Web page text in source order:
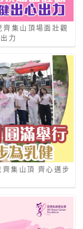
集山頂場面壯觀
力
集山頂 齊心邁步